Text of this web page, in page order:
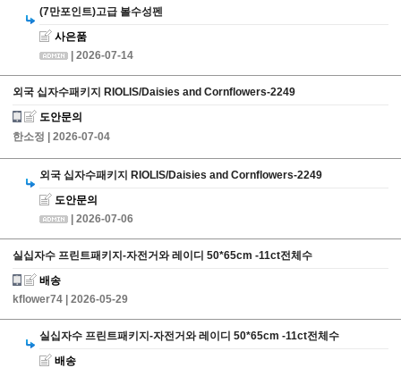
(7만포인트)고급 볼수성펜
사은품
| 2026-07-14
외국 십자수패키지 RIOLIS/Daisies and Cornflowers-2249
도안문의
한소정
| 2026-07-04
외국 십자수패키지 RIOLIS/Daisies and Cornflowers-2249
도안문의
| 2026-07-06
실십자수 프린트패키지-자전거와 레이디 50*65cm -11ct전체수
배송
kflower74
| 2026-05-29
실십자수 프린트패키지-자전거와 레이디 50*65cm -11ct전체수
배송